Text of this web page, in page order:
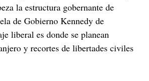
la estructura gobernante de
de Gobierno Kennedy de
liberal es donde se planean
y recortes de libertades civiles